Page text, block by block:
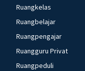
Ruangkelas
Ruangbelajar
Ruangpengajar
Ruangguru Privat
Ruangpeduli